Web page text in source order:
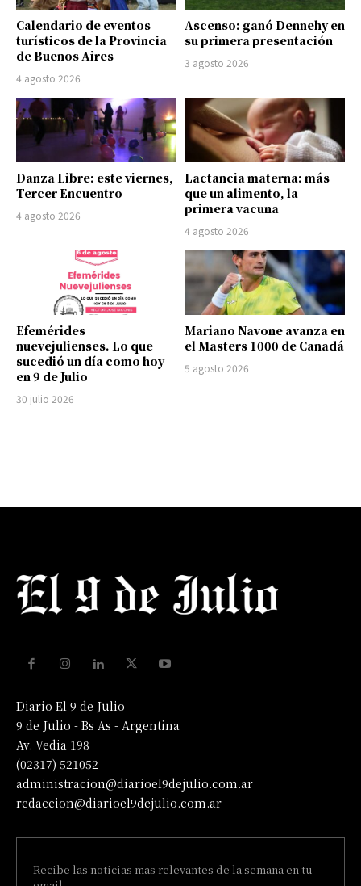
Calendario de eventos
turísticos de la Provincia
de Buenos Aires
4 agosto 2026
Ascenso: ganó Dennehy en
su primera presentación
3 agosto 2026
Danza Libre: este viernes,
Tercer Encuentro
4 agosto 2026
Lactancia materna: más
que un alimento, la
primera vacuna
4 agosto 2026
Efemérides
nuevejulienses. Lo que
sucedió un día como hoy
en 9 de Julio
30 julio 2026
Mariano Navone avanza en
el Masters 1000 de Canadá
5 agosto 2026
Diario El 9 de Julio
9 de Julio - Bs As - Argentina
Av. Vedia 198
(02317) 521052
administracion@diarioel9dejulio.com.ar
redaccion@diarioel9dejulio.com.ar
Recibe las noticias mas relevantes de la semana en tu